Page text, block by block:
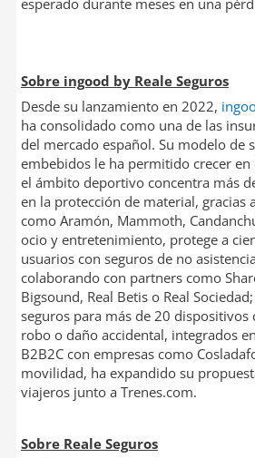
esperado durante meses en una
Sobre ingood by Reale Seguros
Desde su lanzamiento en 2022,
ha consolidado como una de las
del mercado español. Su modelo de
embebidos le ha permitido crecer en
el ámbito deportivo concentra más
en la protección de material, gracias
como Aramón, Mammoth,
ocio y entretenimiento, protege a
usuarios con seguros de no
colaborando con partners como
Bigsound, Real Betis o Real
seguros para más de 20 dispositivos
robo o daño accidental, integrados
B2B2C con empresas como
movilidad, ha expandido su
viajeros junto a Trenes.com.
Sobre Reale Seguros